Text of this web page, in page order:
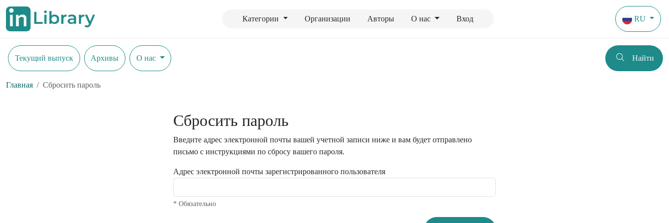
Категории Организации Авторы О нас Вход RU
Текущий выпуск Архивы О нас Найти
Главная Сбросить пароль
Сбросить пароль
Введите адрес электронной почты вашей учетной записи ниже и вам будет отправлено
письмо с инструкциями по сбросу вашего пароля.
Адрес электронной почты зарегистрированного пользователя
* Обязательно